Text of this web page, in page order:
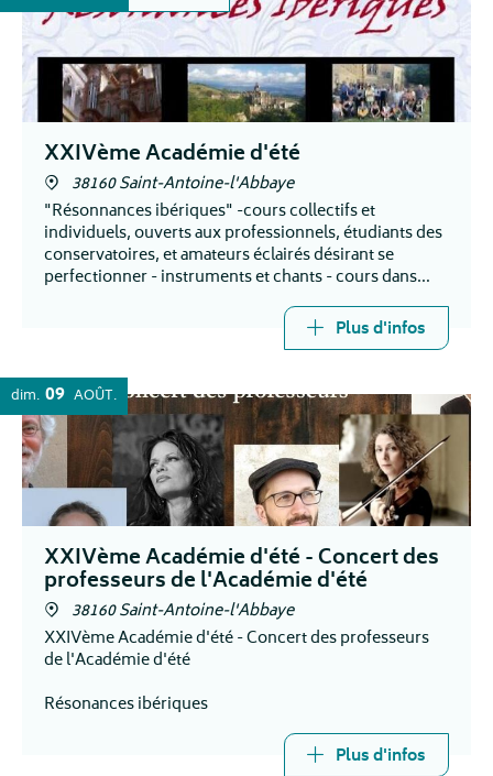
XXIVème Académie d'été
38160 Saint-Antoine-l'Abbaye
"Résonnances ibériques" -cours collectifs et
individuels, ouverts aux professionnels, étudiants des
conservatoires, et amateurs éclairés désirant se
perfectionner - instruments et chants - cours dans
l'église, au salon aux gypseries, maison abbatiale
Plus d'infos
dim. 09 AOÛT
XXIVème Académie d'été - Concert des
professeurs de l'Académie d'été
38160 Saint-Antoine-l'Abbaye
XXIVème Académie d'été - Concert des professeurs
de l'Académie d'été
Résonances ibériques
Plus d'infos